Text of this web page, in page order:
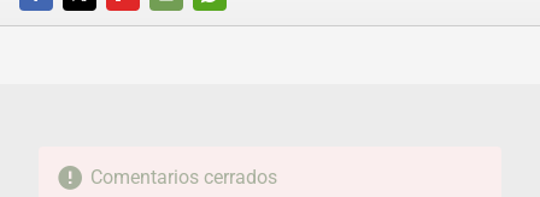
FACEBOOKTWITTERFLIPBOARD
E-
WHATSAPP
Comentarios cerrados